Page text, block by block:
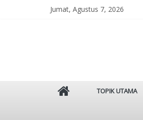
Jumat, Agustus 7, 2026
Istinbat
TOPIK UTAMA